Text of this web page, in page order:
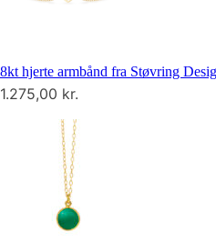
8kt hjerte armbånd fra Støvring
1.275,00 kr.